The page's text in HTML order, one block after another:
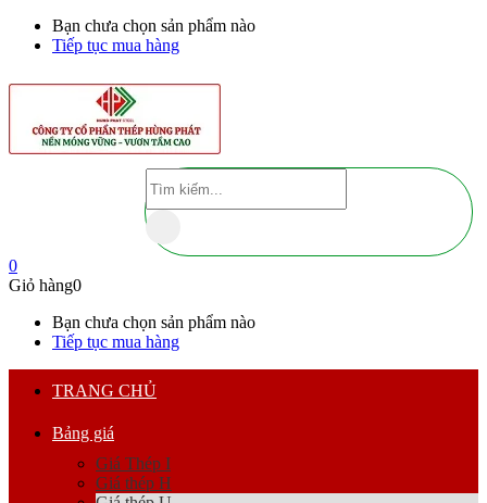
Bạn chưa chọn sản phẩm nào
Tiếp tục mua hàng
0
Giỏ hàng0
Bạn chưa chọn sản phẩm nào
Tiếp tục mua hàng
TRANG CHỦ
Bảng giá
Giá Thép I
Giá thép H